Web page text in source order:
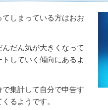
てしまっている方はおお
だん気が大きくなって
していく傾向にあるよ
集計して自分で申告す
るようです。